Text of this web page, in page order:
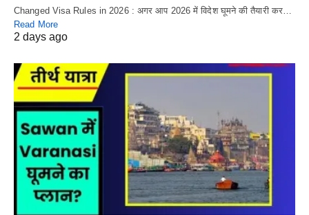
Changed Visa Rules in 2026 : अगर आप 2026 में विदेश घूमने की तैयारी कर…
Read More
2 days ago